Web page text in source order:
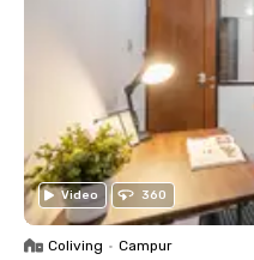
Video 360
Coliving • Campur